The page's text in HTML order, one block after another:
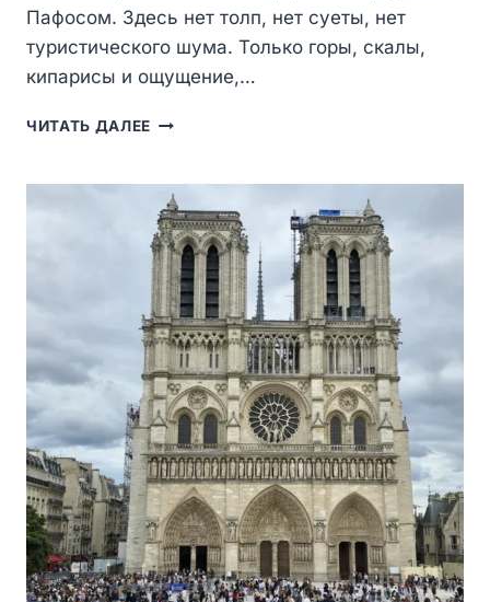
Пафосом. Здесь нет толп, нет суеты, нет
туристического шума. Только горы, скалы,
кипарисы и ощущение,…
ЧИТАТЬ ДАЛЕЕ МОНАСТЫРЬ
ТИШИНА
СКАЛ
И
КЕЛЬЯ
XII
ВЕКА